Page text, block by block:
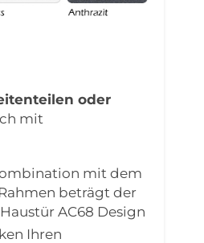
oder
mit
mit dem
beträgt der
AC68 Design
Ihren